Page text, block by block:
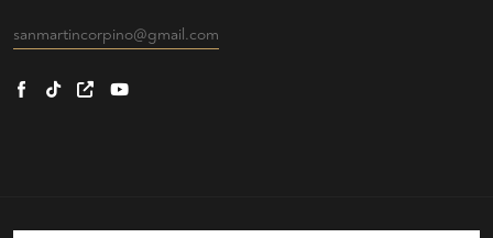
sanmartincorpino@gmail.com